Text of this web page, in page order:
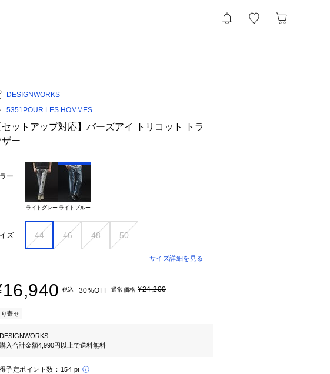
DESIGNWORKS
5351POUR LES HOMMES
セットアップ対応】バーズアイ トリコット トラ
ザー
ー
ライトグレー ライトブルー
ズ 44 46 48 50
サイズ詳細を見る
税込 30%OFF 通常価格 ¥24,200
り寄せ
DESIGNWORKS
購入合計金額4,990円以上で送料無料
予定ポイント数： 154 pt